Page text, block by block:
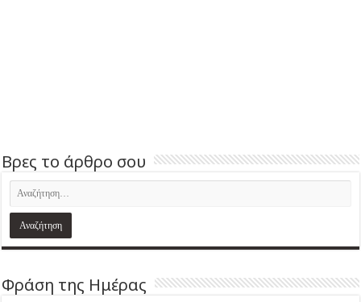
Βρες το άρθρο σου
Φράση της Ημέρας